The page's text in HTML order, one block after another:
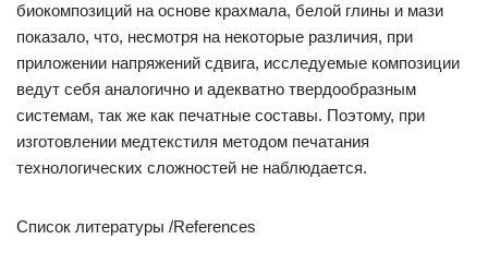
биокомпозиций на основе крахмала, белой глины и мази
показало, что, несмотря на некоторые различия, при
приложении напряжений сдвига, исследуемые композиции
ведут себя аналогично и адекватно твердообразным
системам, так же как печатные составы. Поэтому, при
изготовлении медтекстиля методом печатания
технологических сложностей не наблюдается.
Список литературы /References